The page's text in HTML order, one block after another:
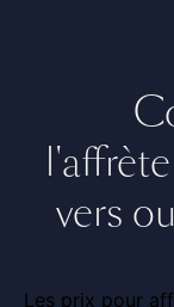
vers
Les prix pour